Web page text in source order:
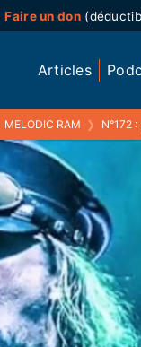
Faire un don
Articles
MELODIC RAM ❯ N°172 : ;